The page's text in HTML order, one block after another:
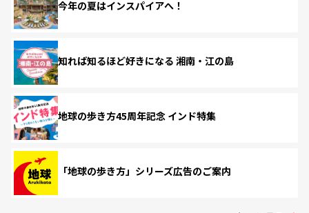
今年の夏はインスパイアへ！
知れば知るほど好きになる 湘南・江の島
地球の歩き方45周年記念 インド特集
「地球の歩き方」シリーズ広告のご案内